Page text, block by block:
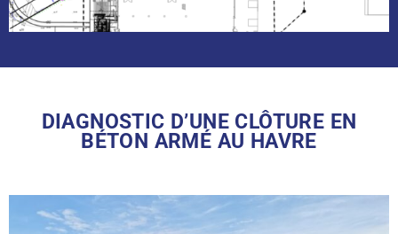
DIAGNOSTIC D’UNE CLÔTURE EN
BÉTON ARMÉ AU HAVRE